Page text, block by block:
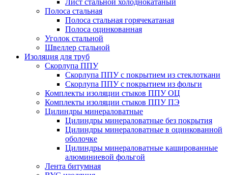
Лист стальной холоднокатаный
Полоса стальная
Полоса стальная горячекатаная
Полоса оцинкованная
Уголок стальной
Швеллер стальной
Изоляция для труб
Скорлупа ППУ
Скорлупа ППУ с покрытием из стеклоткани
Скорлупа ППУ с покрытием из фольги
Комплекты изоляции стыков ППУ ОЦ
Комплекты изоляции стыков ППУ ПЭ
Цилиндры минераловатные
Цилиндры минераловатные без покрытия
Цилиндры минераловатные в оцинкованной
оболочке
Цилиндры минераловатные кашированные
алюминиевой фольгой
Лента битумная